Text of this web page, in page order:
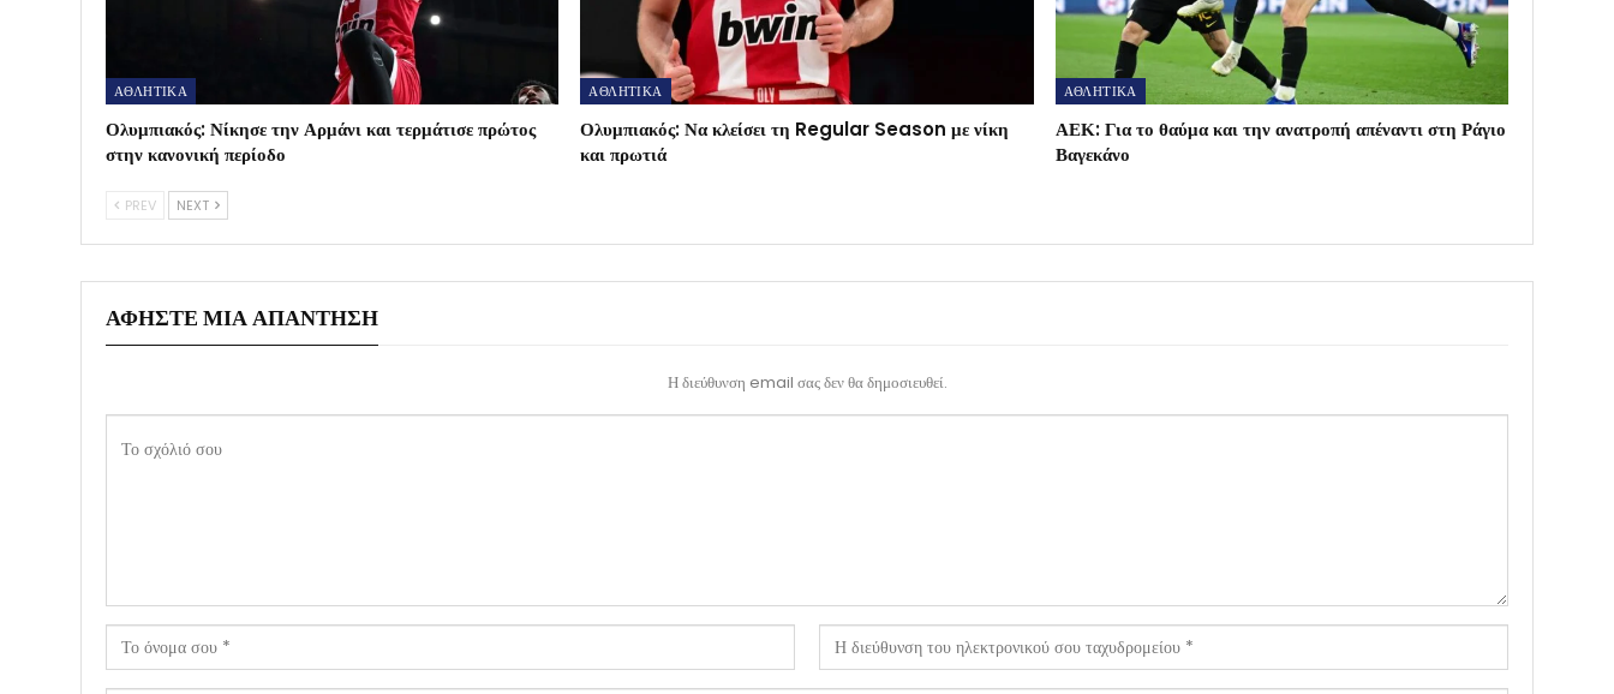
ΑΘΛΗΤΙΚΑ
Ολυμπιακός: Νίκησε την Αρμάνι και τερμάτισε πρώτος
στην κανονική περίοδο
ΑΘΛΗΤΙΚΑ
Ολυμπιακός: Να κλείσει τη Regular Season με νίκη
και πρωτιά
ΑΘΛΗΤΙΚΑ
ΑΕΚ: Για το θαύμα και την ανατροπή απέναντι στη Ράγιο
Βαγεκάνο
PREV NEXT
ΑΦΉΣΤΕ ΜΙΑ ΑΠΆΝΤΗΣΗ
Η διεύθυνση email σας δεν θα δημοσιευθεί.